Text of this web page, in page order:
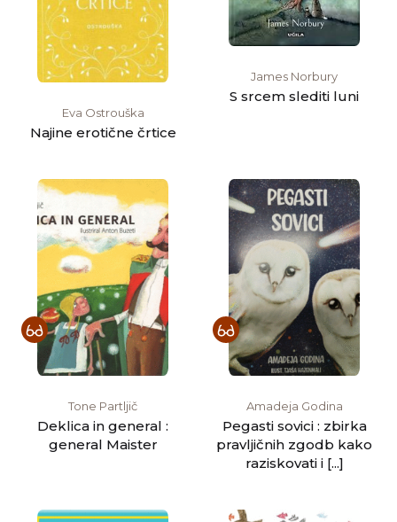
Eva Ostrouška
Najine erotične črtice
James Norbury
S srcem slediti luni
Tone Partljič
Deklica in general :
general Maister
Amadeja Godina
Pegasti sovici : zbirka
pravljičnih zgodb kako
raziskovati i [...]